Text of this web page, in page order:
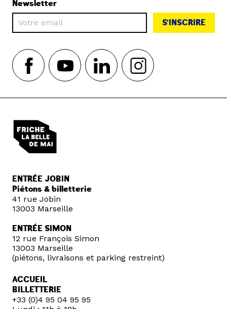
Newsletter
S'INSCRIRE
ENTRÉE JOBIN
Piétons & billetterie
41 rue Jobin
13003 Marseille
ENTRÉE SIMON
12 rue François Simon
13003 Marseille
(piétons, livraisons et parking restreint)
ACCUEIL
BILLETTERIE
+33 (0)4 95 04 95 95